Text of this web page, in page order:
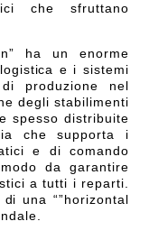
che sfruttano
ha un enorme
e i sistemi
produzione nel
degli stabilimenti
spesso distribuite
che supporta i
e di comando
da garantire
a tutti i reparti.
una “”horizontal